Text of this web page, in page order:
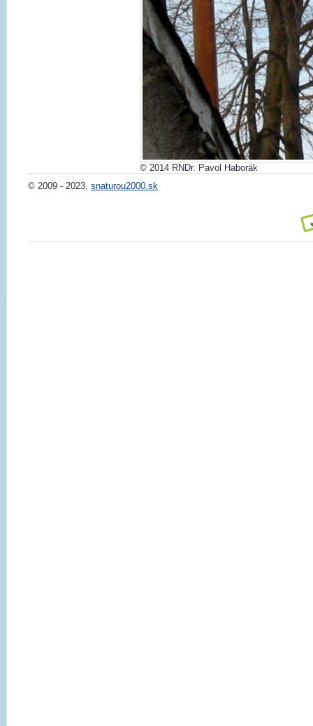
© 2014 RNDr. Pavol Haborák
© 2009 - 2023, snaturou2000.sk